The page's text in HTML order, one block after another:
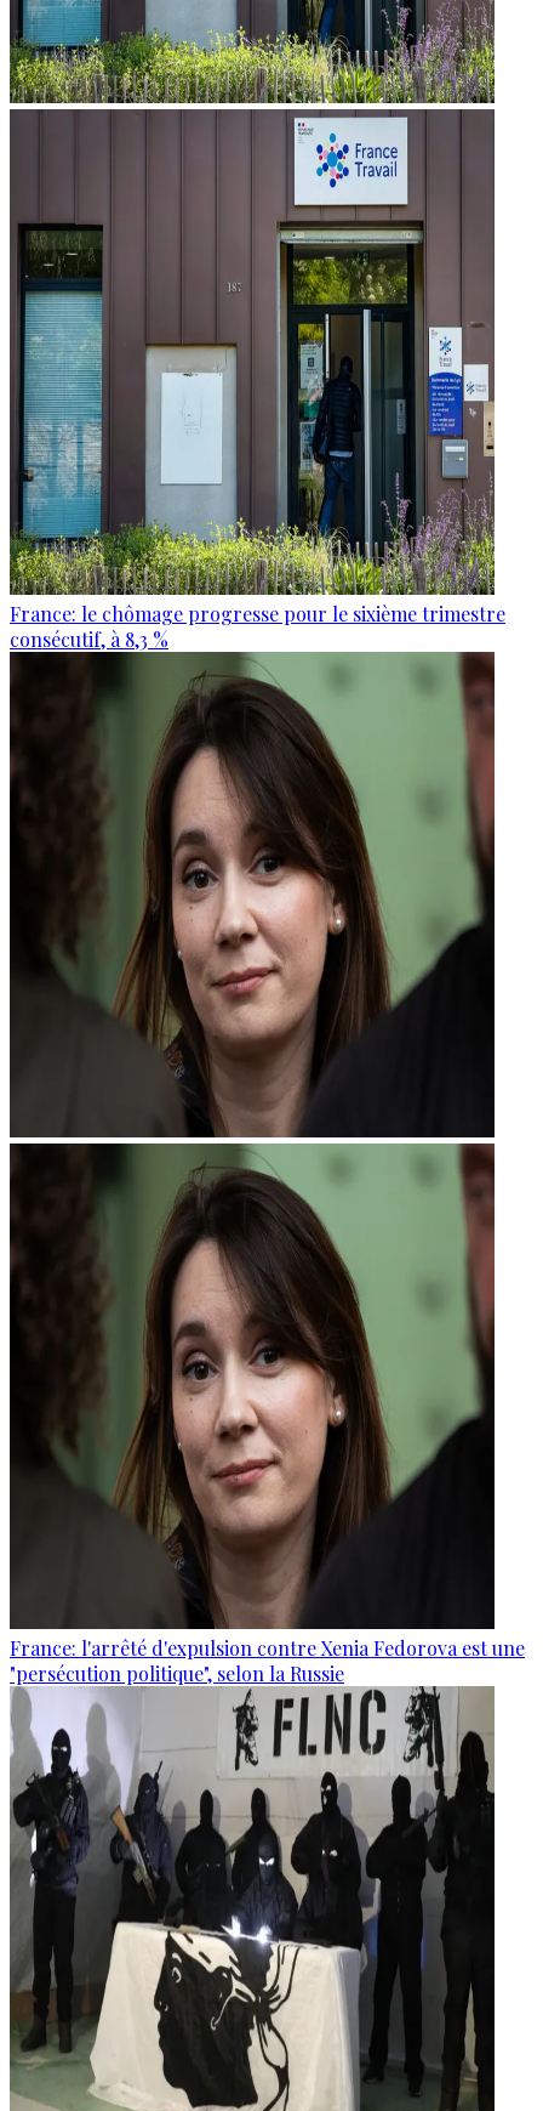
France: le chômage progresse pour le sixième trimestre
consécutif, à 8,3 %
France: l'arrêté d'expulsion contre Xenia Fedorova est une
"persécution politique", selon la Russie